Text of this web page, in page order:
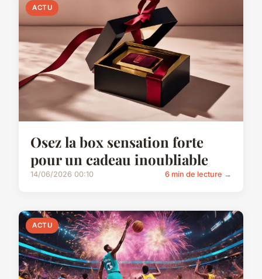
ACTU
Osez la box sensation forte
pour un cadeau inoubliable
14/06/2026 00:10 6 min de lecture →
ACTU